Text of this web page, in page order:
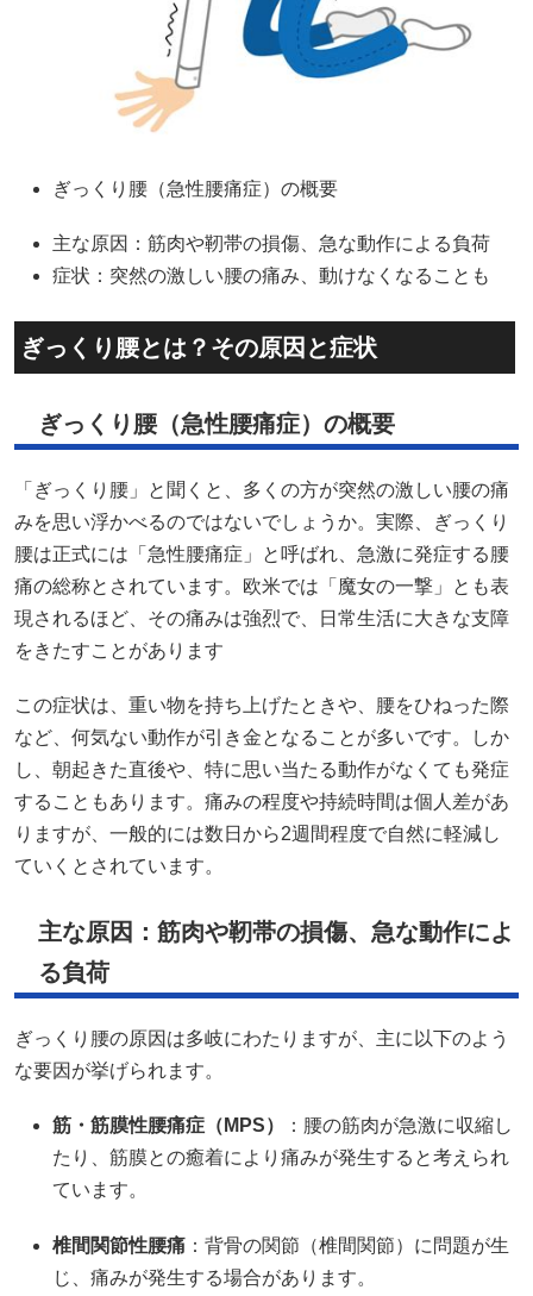
ぎっくり腰（急性腰痛症）の概要
主な原因：筋肉や靭帯の損傷、急な動作による負荷
症状：突然の激しい腰の痛み、動けなくなることも
ぎっくり腰とは？その原因と症状
ぎっくり腰（急性腰痛症）の概要
「ぎっくり腰」と聞くと、多くの方が突然の激しい腰の痛
みを思い浮かべるのではないでしょうか。​実際、ぎっくり
腰は正式には「急性腰痛症」と呼ばれ、急激に発症する腰
痛の総称とされています。​欧米では「魔女の一撃」とも表
現されるほど、その痛みは強烈で、日常生活に大きな支障
をきたすことがあります
この症状は、重い物を持ち上げたときや、腰をひねった際
など、何気ない動作が引き金となることが多いです。​しか
し、朝起きた直後や、特に思い当たる動作がなくても発症
することもあります。​痛みの程度や持続時間は個人差があ
りますが、一般的には数日から2週間程度で自然に軽減し
ていくとされています。
主な原因：筋肉や靭帯の損傷、急な動作によ
る負荷
ぎっくり腰の原因は多岐にわたりますが、主に以下のよう
な要因が挙げられます。​
筋・筋膜性腰痛症（MPS）
：​腰の筋肉が急激に収縮し
たり、筋膜との癒着により痛みが発生すると考えられ
ています。 ​
椎間関節性腰痛 ：​背骨の関節（椎間関節）に問題が生
じ、痛みが発生する場合があります。